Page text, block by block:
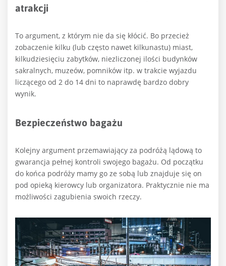
atrakcji
To argument, z którym nie da się kłócić. Bo przecież
zobaczenie kilku (lub często nawet kilkunastu) miast,
kilkudziesięciu zabytków, niezliczonej ilości budynków
sakralnych, muzeów, pomników itp. w trakcie wyjazdu
liczącego od 2 do 14 dni to naprawdę bardzo dobry
wynik.
Bezpieczeństwo bagażu
Kolejny argument przemawiający za podróżą lądową to
gwarancja pełnej kontroli swojego bagażu. Od początku
do końca podróży mamy go ze sobą lub znajduje się on
pod opieką kierowcy lub organizatora. Praktycznie nie ma
możliwości zagubienia swoich rzeczy.